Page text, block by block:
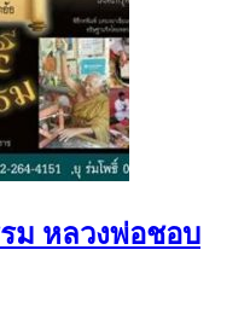
ม หลวงพ่อชอบ